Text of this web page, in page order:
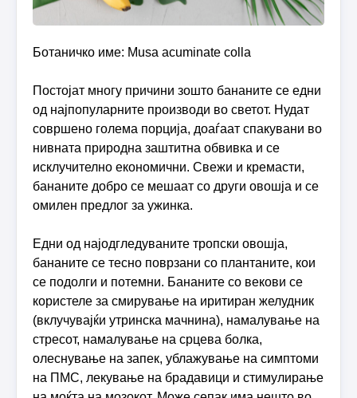
Ботаничко име: Musa acuminate colla
Постојат многу причини зошто бананите се едни
од најпопуларните производи во светот. Нудат
совршено голема порција, доаѓаат спакувани во
нивната природна заштитна обвивка и се
исклучително економични. Свежи и кремасти,
бананите добро се мешаат со други овошја и се
омилен предлог за ужинка.
Едни од најодгледуваните тропски овошја,
бананите се тесно поврзани со плантаните, кои
се подолги и потемни. Бананите со векови се
користеле за смирување на иритиран желудник
(вклучувајќи утринска мачнина), намалување на
стресот, намалување на срцева болка,
олеснување на запек, ублажување на симптоми
на ПМС, лекување на брадавици и стимулирање